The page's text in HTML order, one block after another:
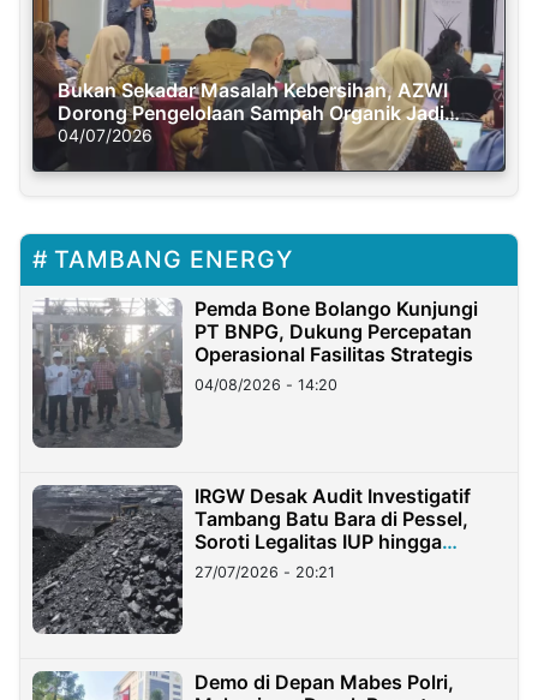
Bukan Sekadar Masalah Kebersihan, AZWI
Dorong Pengelolaan Sampah Organik Jadi
Solusi Krisis Iklim
04/07/2026
TAMBANG ENERGY
Pemda Bone Bolango Kunjungi
PT BNPG, Dukung Percepatan
Operasional Fasilitas Strategis
04/08/2026 - 14:20
IRGW Desak Audit Investigatif
Tambang Batu Bara di Pessel,
Soroti Legalitas IUP hingga
Stockpile
27/07/2026 - 20:21
Demo di Depan Mabes Polri,